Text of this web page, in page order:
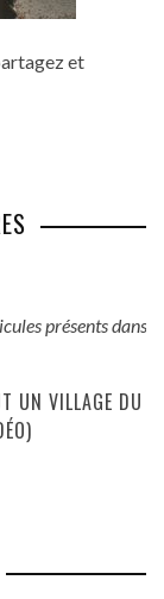
et
présents dans
UN VILLAGE DU